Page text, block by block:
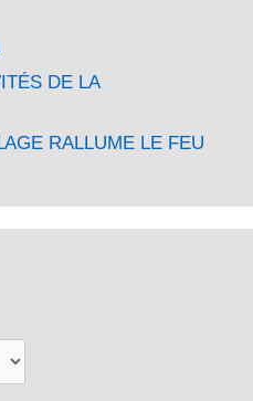
DE LA
RALLUME LE FEU